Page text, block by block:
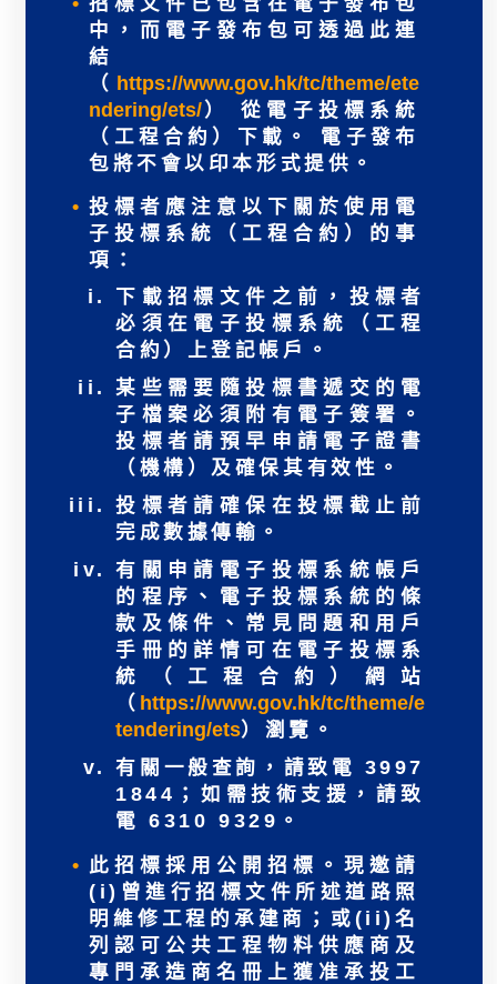
中，而電子發布包可透過此連
結
（ https://www.gov.hk/tc/theme/ete
ndering/ets/） 從電子投標系統
（工程合約）下載。 電子發布
包將不會以印本形式提供。
投標者應注意以下關於使用電
子投標系統（工程合約）的事
項：
下載招標文件之前，投標者
必須在電子投標系統（工程
合約）上登記帳戶。
某些需要隨投標書遞交的電
子檔案必須附有電子簽署。
投標者請預早申請電子證書
（機構）及確保其有效性。
投標者請確保在投標截止前
完成數據傳輸。
有關申請電子投標系統帳戶
的程序、電子投標系統的條
款及條件、常見問題和用戶
手冊的詳情可在電子投標系
統（工程合約）網站
（ https://www.gov.hk/tc/theme/e
tendering/ets）瀏覽。
有關一般查詢，請致電 3997
1844；如需技術支援，請致
電 6310 9329。
此招標採用公開招標。現邀請
(i)曾進行招標文件所述道路照
明維修工程的承建商；或(ii)名
列認可公共工程物料供應商及
專門承造商名冊上獲准承投工